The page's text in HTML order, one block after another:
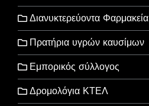
Διανυκτερεύοντα Φαρμακεία
Πρατήρια υγρών καυσίμων
Εμπορικός σύλλογος
Δρομολόγια ΚΤΕΛ